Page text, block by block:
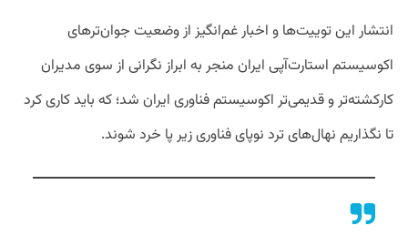
انتشار این توییت‌ها و اخبار غم‌انگیز از وضعیت جوان‌ترهای
اکوسیستم استارت‌آپی ایران منجر به ابراز نگرانی از سوی مدیران
کارکشته‌تر و قدیمی‌تر اکوسیستم فناوری ایران شد؛ که باید کاری کرد
تا نگذاریم نهال‌های ترد نوپای فناوری زیر پا خرد شوند.